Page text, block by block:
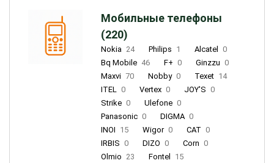
Мобильные телефоны
(220)
Nokia 24 Philips 1 Alcatel
0
Bq Mobile 46 F+ 0 Ginzzu 0
Maxvi 70 Nobby 0 Texet 14
ITEL 0 Vertex 0 JOY'S 0
Strike 0 Ulefone 0
Panasonic 0 DIGMA 0
INOI 15 Wigor 0 CAT 0
IRBIS 0 DIZO 0 Corn 0
Olmio 23 Fontel
15